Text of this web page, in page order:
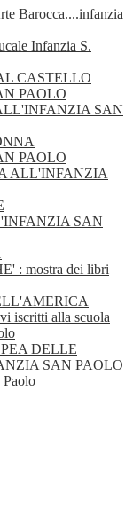
Barocca....infanzia
Infanzia S.
CASTELLO
PAOLO
SAN
PAOLO
ALL'INFANZIA
SAN
: mostra dei libri
iscritti alla scuola
DELLE
SAN PAOLO
Paolo